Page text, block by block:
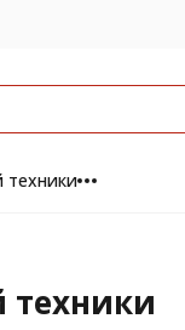
техники
техники